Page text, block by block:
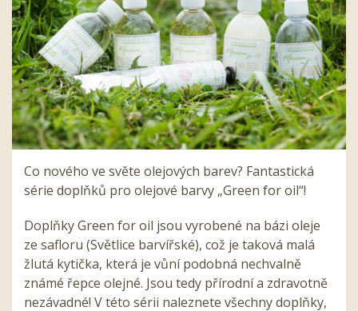
Co nového ve světe olejových barev? Fantastická
série doplňků pro olejové barvy „Green for oil“!
Doplňky Green for oil jsou vyrobené na bázi oleje
ze safloru (Světlice barvířské), což je taková malá
žlutá kytička, která je vůní podobná nechvalně
známé řepce olejné. Jsou tedy přírodní a zdravotně
nezávadné! V této sérii naleznete všechny doplňky,